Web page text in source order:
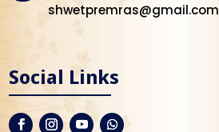
shwetpremras@gmail.com
Social Links